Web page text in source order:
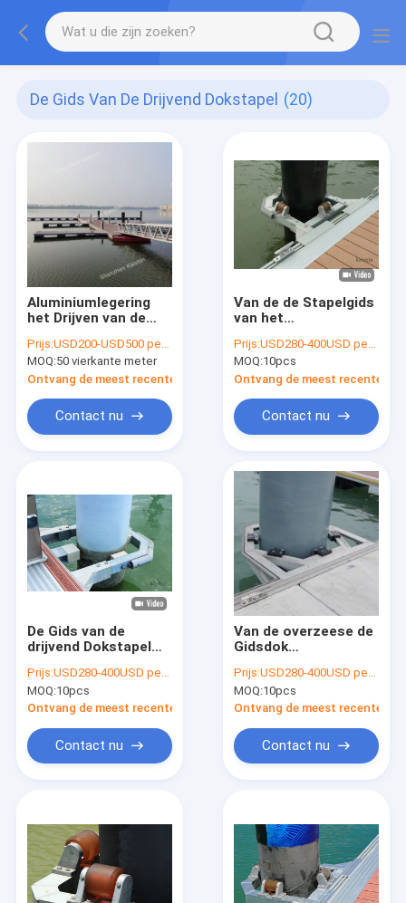
De Gids Van De Drijvend Dokstapel (20)
Aluminiumlegering
het Drijven van de
de Dokstapel
Weerstand van de de
Weerstandscorrosie
de UV
Prijs:USD200-USD500 per square meter
MOQ:50 vierkante meter
Ontvang de meest recente Prijs
Contact nu
Van de de Stapelgids
van het
de Rolstapel GLB van
Marine Grade
Aluminum Pile Guide
de Rubbergids van de
het Drijvende
Dokstapel
Prijs:USD280-400USD per pcs
MOQ:10pcs
Ontvang de meest recente
Contact nu
De Gids van de
drijvend Dokstapel
Stapelglb Drijvende
Ponton van de Stapel
de Rubberrol Gids
Stapelhouder
Prijs:USD280-400USD per pcs
MOQ:10pcs
Ontvang de meest recente Prijs
Contact nu
Van de overzeese de
Gidsdok
Anticorrosief voor
Drijvend Drijvend het
Pontondok van de
Prijs:USD280-400USD per pcs
MOQ:10pcs
Ontvang de meest recente
Contact nu